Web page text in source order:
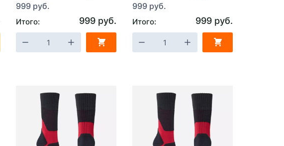
999 руб.
Итого: 999 руб.
999 руб.
Итого: 999 руб.